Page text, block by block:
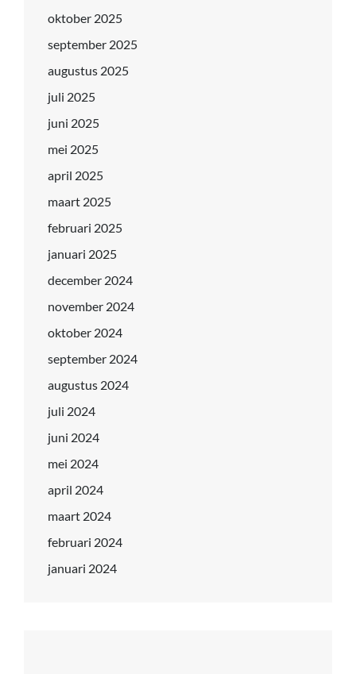
oktober 2025
september 2025
augustus 2025
juli 2025
juni 2025
mei 2025
april 2025
maart 2025
februari 2025
januari 2025
december 2024
november 2024
oktober 2024
september 2024
augustus 2024
juli 2024
juni 2024
mei 2024
april 2024
maart 2024
februari 2024
januari 2024